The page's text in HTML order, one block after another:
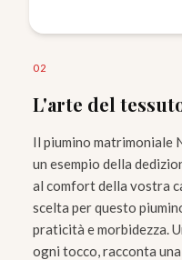
02
L'arte del
Il piumino matrimoniale
un esempio della
al comfort della vostra
scelta per questo
praticità e morbidezza.
ogni tocco, racconta